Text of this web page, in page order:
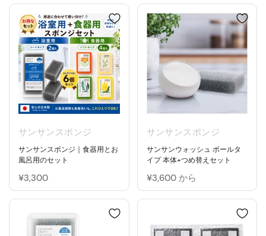
サンサンスポンジ
サンサンスポンジ｜食器用とお
風呂用のセット
¥3,300
サンサンスポンジ
サンサンウォッシュ ボールタ
イプ 本体+つめ替えセット
¥3,600 から